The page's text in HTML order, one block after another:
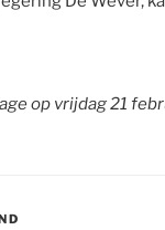
op vrijdag 21